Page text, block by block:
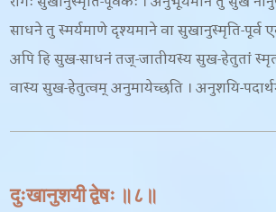
साधने तु स्मर्यमाणे दृश्यमाने वा सुखानुस्मृति-पूर्व
अपि हि सुख-साधनं तज्-जातीयस्य सुख-हेतुतां
वास्य सुख-हेतुत्वम् अनुमायेच्छति । अनुशयि-
दुःखानुशयी द्वेषः ॥८॥